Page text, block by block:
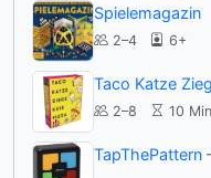
Spielemagazin
2–4 6+
Taco Katze
2–8 10
TapThePattern